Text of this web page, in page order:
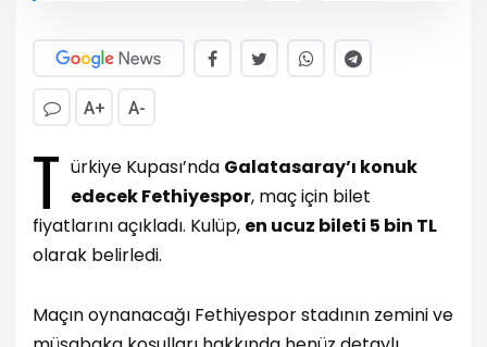
A+ A-
T ürkiye Kupası’nda Galatasaray’ı konuk
edecek Fethiyespor, maç için bilet
fiyatlarını açıkladı. Kulüp, en ucuz bileti 5 bin TL
olarak belirledi.
Maçın oynanacağı Fethiyespor stadının zemini ve